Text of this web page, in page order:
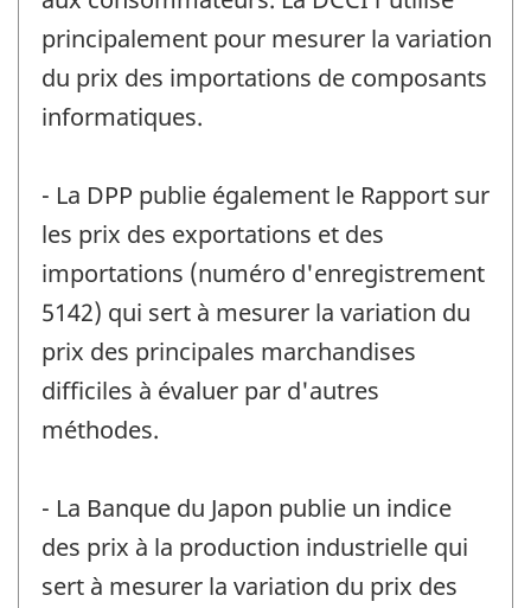
principalement pour mesurer la variation
du prix des importations de composants
informatiques.
- La DPP publie également le Rapport sur
les prix des exportations et des
importations (numéro d'enregistrement
5142) qui sert à mesurer la variation du
prix des principales marchandises
difficiles à évaluer par d'autres
méthodes.
- La Banque du Japon publie un indice
des prix à la production industrielle qui
sert à mesurer la variation du prix des